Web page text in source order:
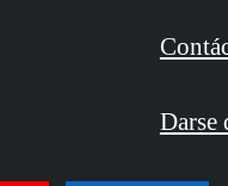
Darse